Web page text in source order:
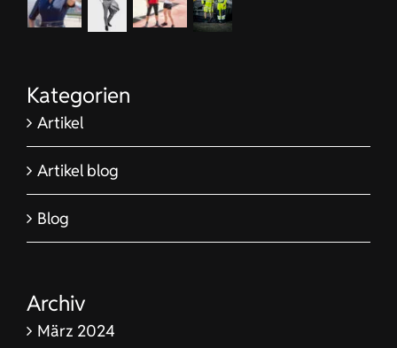
Kategorien
Artikel
Artikel blog
Blog
Archiv
März 2024